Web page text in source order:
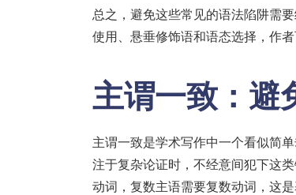
总之，避免这些常见的语法陷阱需
使用、悬垂修饰语和语态选择，作
主谓一致：避
主谓一致是学术写作中一个看似简
注于复杂论证时，不经意间犯下这
动词，复数主语需要复数动词，这